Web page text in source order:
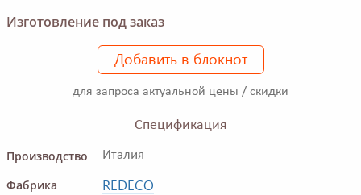
Изготовление под заказ
Добавить в блокнот
для запроса актуальной цены / скидки
Спецификация
Производство
Италия
Фабрика REDECO